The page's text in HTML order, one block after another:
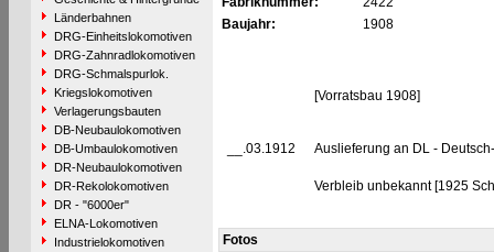
Länderbahnen
DRG-Einheitslokomotiven
DRG-Zahnradlokomotiven
DRG-Schmalspurlok.
Kriegslokomotiven
Verlagerungsbauten
DB-Neubaulokomotiven
DB-Umbaulokomotiven
DR-Neubaulokomotiven
DR-Rekolokomotiven
DR - "6000er"
ELNA-Lokomotiven
Industrielokomotiven
Baujahr:
1908
[Vorratsbau 1908]
__.03.1912 Auslieferung an DL -
Verbleib unbekannt [1925
Fotos